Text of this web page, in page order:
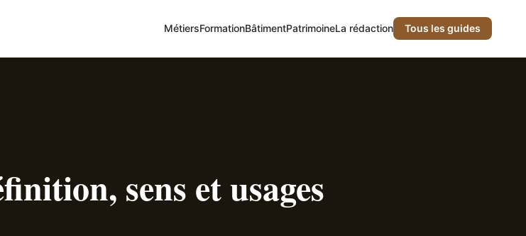
MétiersFormationBâtimentPatrimoineLa rédaction Tous les guides
sens et usages